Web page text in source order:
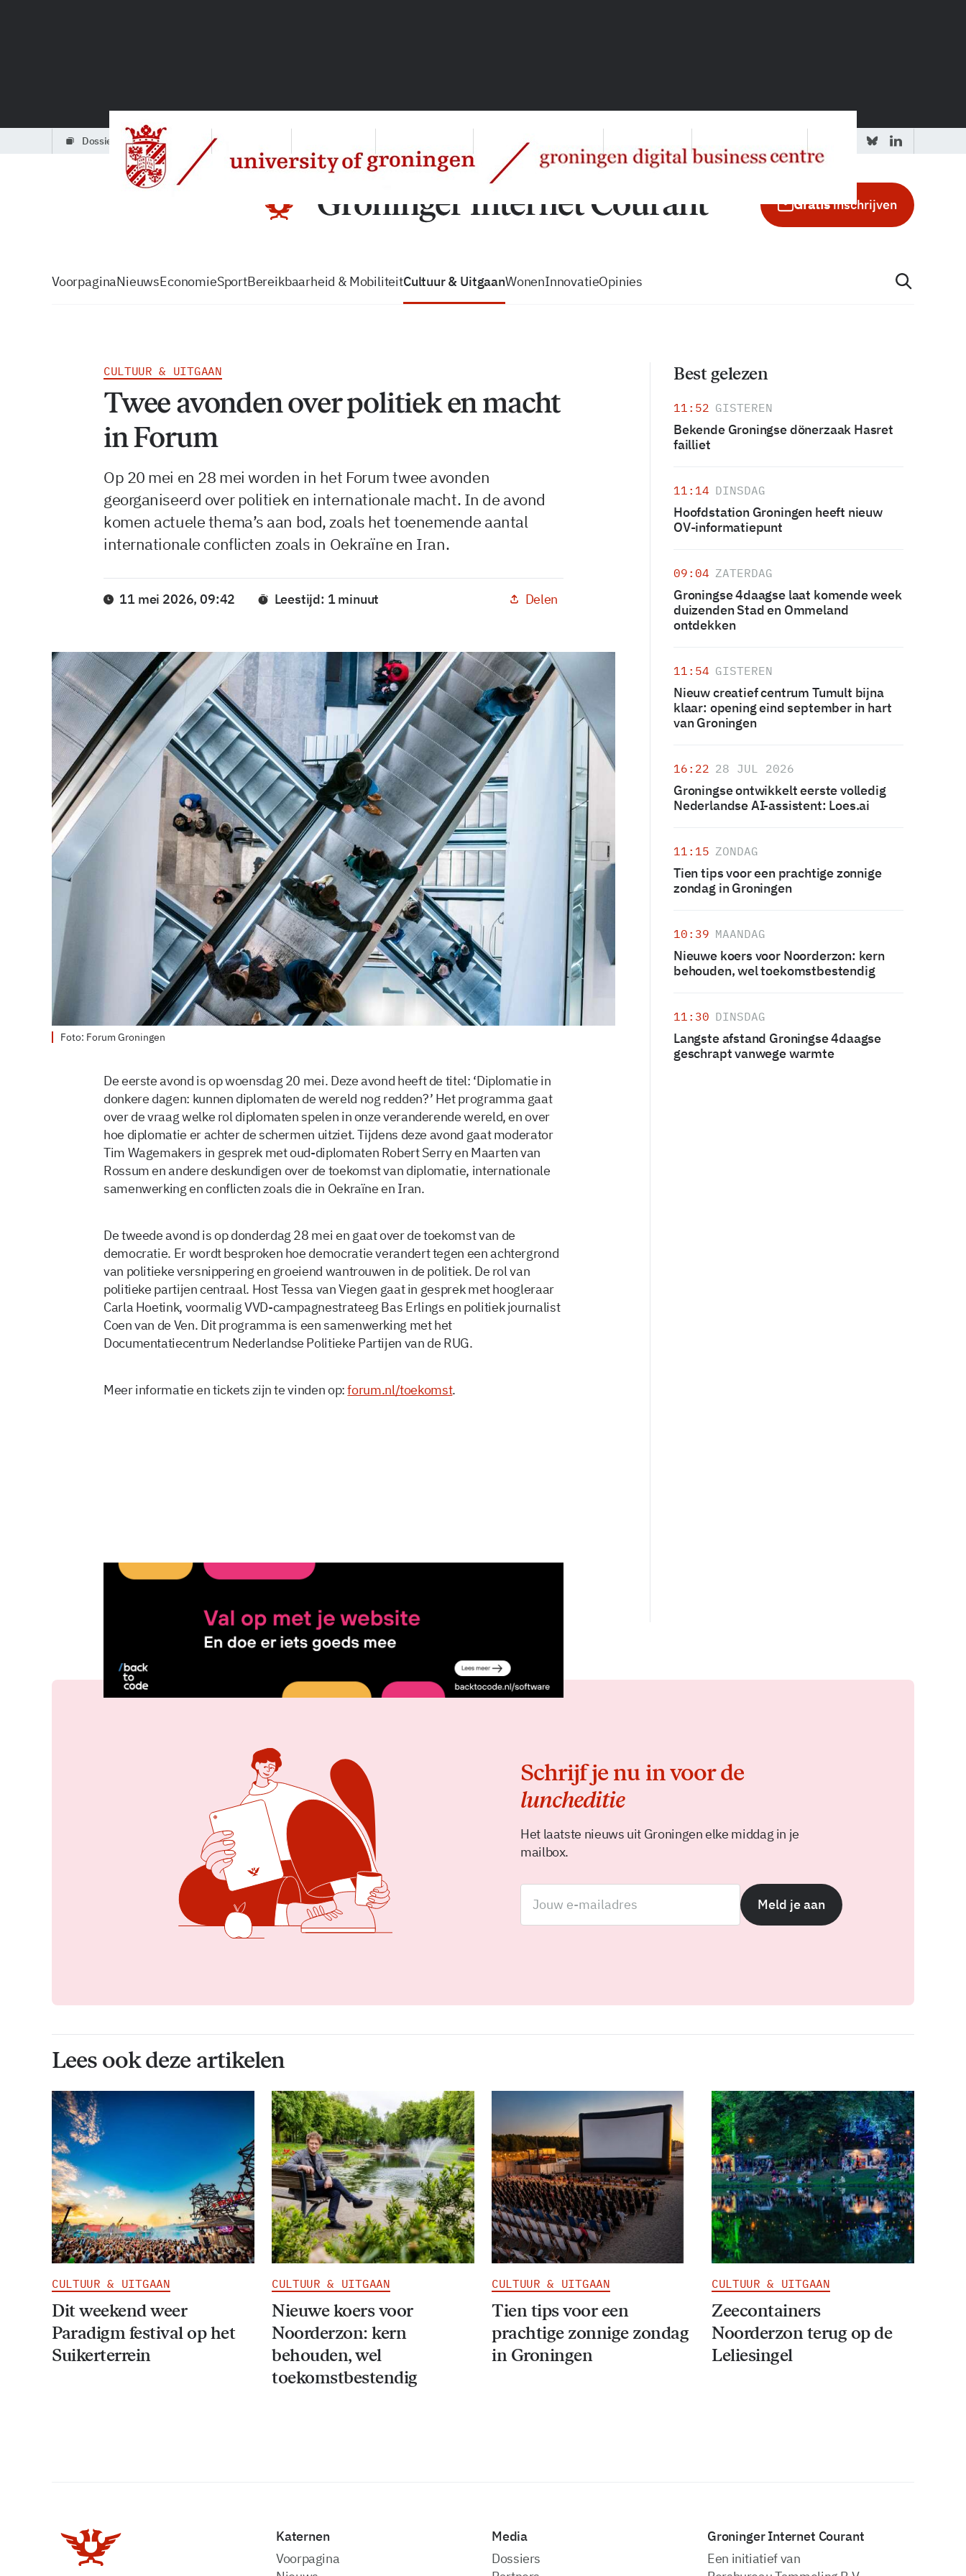
dossiers
Gratisinschrijven
VoorpaginaNieuwsEconomieSportBereikbaarheid & MobiliteitCultuur & UitgaanWonenInnovatieOpinies
CULTUUR & UITGAAN
Twee avonden over politiek en macht
in Forum
Op 20 mei en 28 mei worden in het Forum twee avonden
georganiseerd over politiek en internationale macht. In de avond
komen actuele thema’s aan bod, zoals het toenemende aantal
internationale conflicten zoals in Oekraïne en Iran.
11 mei 2026, 09:42 Leestijd: 1 minuut Delen
Foto: Forum Groningen
De eerste avond is op woensdag 20 mei. Deze avond heeft de titel: ‘Diplomatie in
donkere dagen: kunnen diplomaten de wereld nog redden?’ Het programma gaat
over de vraag welke rol diplomaten spelen in onze veranderende wereld, en over
hoe diplomatie er achter de schermen uitziet. Tijdens deze avond gaat moderator
Tim Wagemakers in gesprek met oud-diplomaten Robert Serry en Maarten van
Rossum en andere deskundigen over de toekomst van diplomatie, internationale
samenwerking en conflicten zoals die in Oekraïne en Iran.
De tweede avond is op donderdag 28 mei en gaat over de toekomst van de
democratie. Er wordt besproken hoe democratie verandert tegen een achtergrond
van politieke versnippering en groeiend wantrouwen in de politiek. De rol van
politieke partijen centraal. Host Tessa van Viegen gaat in gesprek met hoogleraar
Carla Hoetink, voormalig VVD-campagnestrateeg Bas Erlings en politiek journalist
Coen van de Ven. Dit programma is een samenwerking met het
Documentatiecentrum Nederlandse Politieke Partijen van de RUG.
Meer informatie en tickets zijn te vinden op:forum.nl/toekomst.
11 mei 2026, 09:42
Best gelezen
11:52 GISTEREN
Bekende Groningse dönerzaak Hasret
failliet
11:14 DINSDAG
Hoofdstation Groningen heeft nieuw
OV-informatiepunt
09:04 ZATERDAG
Groningse 4daagse laat komende week
duizenden Stad en Ommeland
ontdekken
11:54 GISTEREN
Nieuw creatief centrum Tumult bijna
klaar: opening eind september in hart
van Groningen
16:22 28 JUL 2026
Groningse ontwikkelt eerste volledig
Nederlandse AI-assistent: Loes.ai
11:15 ZONDAG
Tien tips voor een prachtige zonnige
zondag in Groningen
10:39 MAANDAG
Nieuwe koers voor Noorderzon: kern
behouden, wel toekomstbestendig
11:30 DINSDAG
Langste afstand Groningse 4daagse
geschrapt vanwege warmte
Schrijf je nu in voor de
luncheditie
Het laatste nieuws uit Groningen elke middag in je
mailbox.
Meld je aan
Lees ook deze artikelen
CULTUUR & UITGAAN
Dit weekend weer
Paradigm festival op het
Suikerterrein
CULTUUR & UITGAAN
Nieuwe koers voor
Noorderzon: kern
behouden, wel
toekomstbestendig
CULTUUR & UITGAAN
Tien tips voor een
prachtige zonnige zondag
in Groningen
CULTUUR & UITGAAN
Zeecontainers
Noorderzon terug op de
Leliesingel
Katernen
Voorpagina
Media
dossiers
Groninger Internet Courant
Een initiatief van